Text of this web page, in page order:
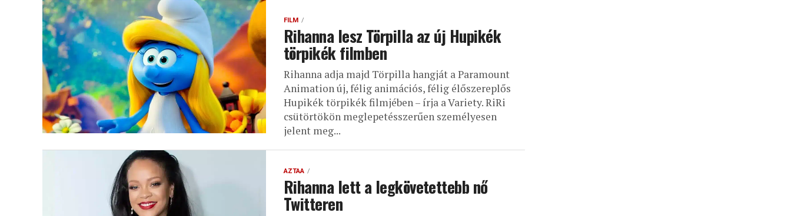
FILM
Rihanna lesz Törpilla az új Hupikék
törpikék filmben
Rihanna adja majd Törpilla hangját a Paramount
Animation új, félig animációs, félig élőszereplős
Hupikék törpikék filmjében – írja a Variety. RiRi
csütörtökön meglepetésszerűen személyesen
jelent meg...
AZTAA
Rihanna lett a legkövetettebb nő
Twitteren